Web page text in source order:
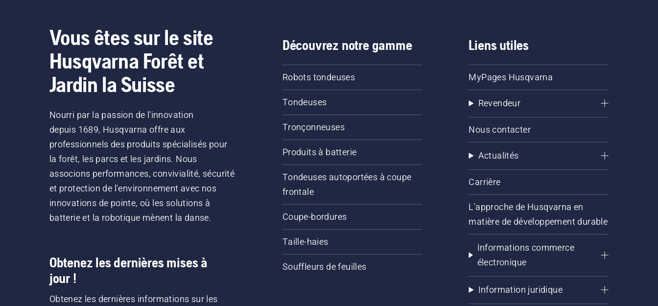
Vous êtes sur le site
Husqvarna Forêt et
Jardin la Suisse
Nourri par la passion de l'innovation
depuis 1689, Husqvarna offre aux
professionnels des produits spécialisés pour
la forêt, les parcs et les jardins. Nous
associons performances, convivialité, sécurité
et protection de l'environnement avec nos
innovations de pointe, où les solutions à
batterie et la robotique mènent la danse.
Obtenez les dernières mises à
jour !
Obtenez les dernières informations sur les
Découvrez notre gamme
Robots tondeuses
Tondeuses
Tronçonneuses
Produits à batterie
Tondeuses autoportées à coupe
frontale
Coupe-bordures
Taille-haies
Souffleurs de feuilles
Liens utiles
MyPages Husqvarna
Revendeur
Nous contacter
Actualités
Carrière
L'approche de Husqvarna en
matière de développement durable
Informations commerce
électronique
Information juridique